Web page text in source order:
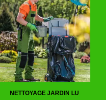
NETTOYAGE JARDIN LU